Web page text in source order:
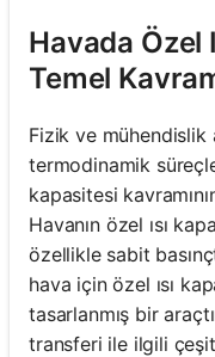
Havada Özel
Temel
Fizik ve mühendislik
termodinamik
kapasitesi
Havanın özel ısı
özellikle sabit
hava için özel ısı
tasarlanmış bir
transferi ile ilgili